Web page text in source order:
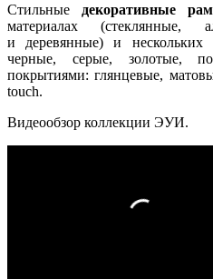
Стильные декоративные
материалах (стеклянные,
и деревянные) и нескольких
черные, серые, золотые,
покрытиями: глянцевые,
touch.
Видеообзор коллекции ЭУИ.